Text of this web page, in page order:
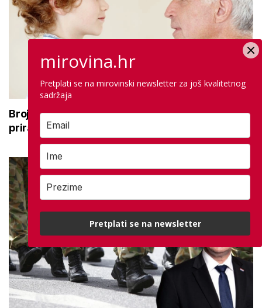
Broj rođenih raste dok broj umrlih pada: Prirodni
prirast svejedno je negativan
mirovina.hr
Pretplati se na mirovinski newsletter za još kvalitetnog
sadržaja
Pretplati se na newsletter